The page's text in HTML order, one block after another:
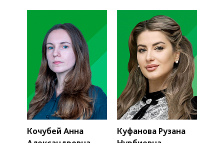
Кочубей Анна
Куфанова Рузана